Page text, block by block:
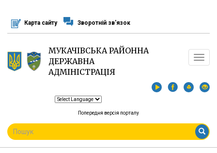
основного
матеріалу
Карта сайту Зворотній зв'язок
МУКАЧІВСЬКА РАЙОННА
ДЕРЖАВНА
АДМІНІСТРАЦІЯ
Toggle
Попередня версія порталу
ПОШУКОВА
ФОРМА
Пошук